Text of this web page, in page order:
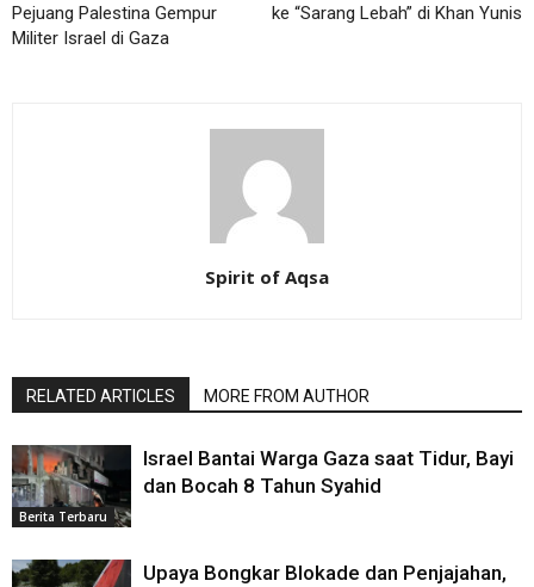
Pejuang Palestina Gempur
Militer Israel di Gaza
ke “Sarang Lebah” di Khan Yunis
Spirit of Aqsa
RELATED ARTICLES MORE FROM AUTHOR
Berita Terbaru
Israel Bantai Warga Gaza saat Tidur, Bayi
dan Bocah 8 Tahun Syahid
Upaya Bongkar Blokade dan Penjajahan,